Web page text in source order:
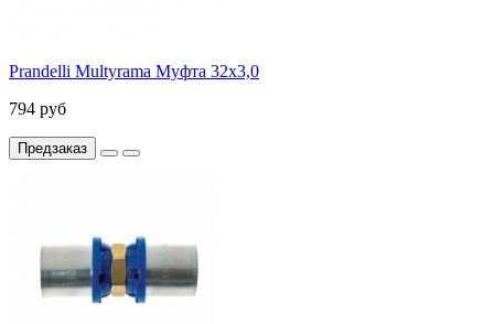
Prandelli Multyrama Муфта 32х3,0
794 руб
Предзаказ